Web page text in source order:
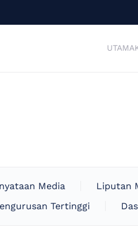
UTAMA
Media Liputan
Tertinggi